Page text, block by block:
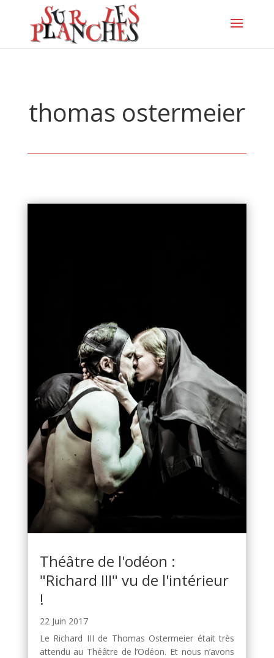
thomas ostermeier
Théâtre de l'odéon :
"Richard III" vu de l'intérieur
!
22 Juin 2017
Le Richard III de Thomas Ostermeier était très
attendu au Théâtre de l’Odéon. Et nous n’avons